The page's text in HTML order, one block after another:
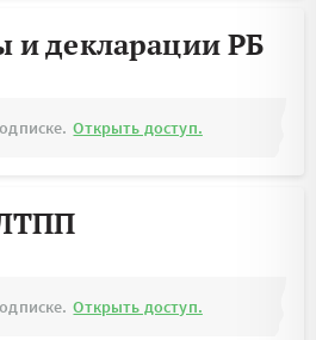
и декларации РБ
Открыть доступ.
Открыть доступ.